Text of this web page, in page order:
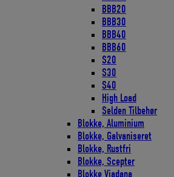
BBB20
BBB30
BBB40
BBB60
S20
S30
S40
High Load
Selden Tilbehør
Blokke, Aluminium
Blokke, Galvaniseret
Blokke, Rustfri
Blokke, Scepter
Blokke Viadana